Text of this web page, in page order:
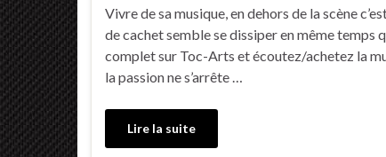
Vivre de sa musique, en dehors de la scène
de cachet semble se dissiper en même temps
complet sur Toc-Arts et écoutez/achetez la
la passion ne s’arrête …
Lire la suite